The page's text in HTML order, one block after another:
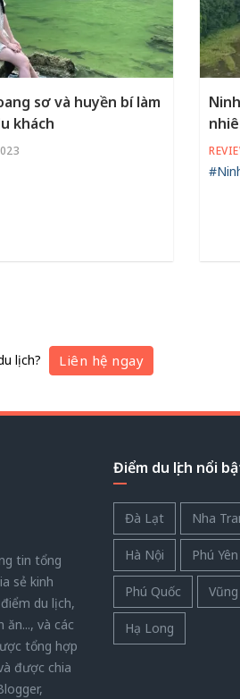
sơ và huyền bí làm
khách
lịch? Liên hệ ngay
tin tổng
sẻ kinh
du lịch,
ăn..., và các
tổng hợp
được chia
Điểm du lịch nổi
Đà Lạt Nha
Hà Nội Phú Yên
Phú Quốc
Hạ Long